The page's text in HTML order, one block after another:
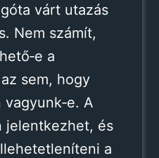
várt utazás
Nem számít,
a
sem, hogy
A
jelentkezhet, és
a